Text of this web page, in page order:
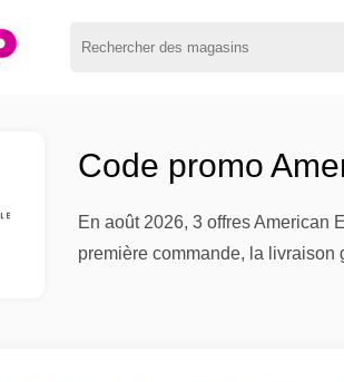
Code promo
En août 2026, 3 offres American
première commande, la livraison